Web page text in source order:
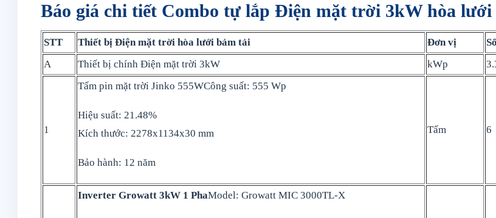
Báo giá chi tiết Combo tự lắp Điện mặt trời 3kW hòa lưới
STT Thiết bị Điện mặt trời hòa lưới bảm tải Đơn vị
A
Thiết bị chính Điện mặt trời 3kW kWp
1
Tấm pin mặt trời Jinko 555WCông suất: 555 Wp
Hiệu suất: 21.48%
Kích thước: 2278x1134x30 mm
Bảo hành: 12 năm
Tấm 6
Inverter Growatt 3kW 1 PhaModel: Growatt MIC 3000TL-X